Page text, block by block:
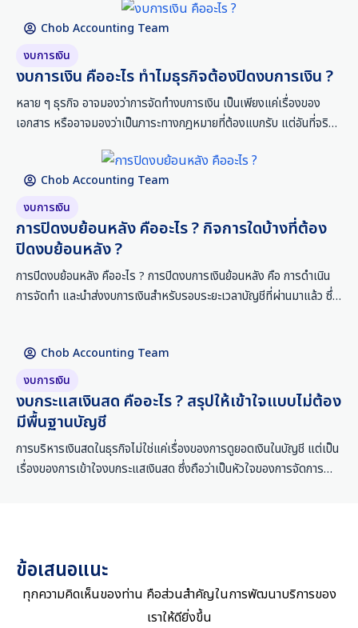
Chob Accounting Team
งบการเงิน
งบการเงิน คืออะไร ทำไมธุรกิจต้องปิดงบการเงิน ?
หลาย ๆ ธุรกิจ อาจมองว่าการจัดทำงบการเงิน เป็นเพียงแค่เรื่องของ
เอกสาร หรืออาจมองว่าเป็นภาระทางกฎหมายที่ต้องแบกรับ แต่อันที่จริง
ประกอบการวางแผน และตัดสินใจเรื่องธุรกิจได้ดีขึ้น ทั้งยังสร้างความเชื่อ
มั่นให้กับนักลงทุน หรือสถาบันการเงินได้อีกด้วยค่ะ งบการเงิน คืออะไร ?
งบการเงิน (Financial Statement) คือ รายงานทางบัญชีที่แสดงผล
การดำเนินงาน
Chob Accounting Team
งบการเงิน
การปิดงบย้อนหลัง คืออะไร ? กิจการใดบ้างที่ต้อง
ปิดงบย้อนหลัง ?
การปิดงบย้อนหลัง คืออะไร ? การปิดงบการเงินย้อนหลัง คือ การดำเนิน
การจัดทำ และนำส่งงบการเงินสำหรับรอบระยะเวลาบัญชีที่ผ่านมาแล้ว ซึ่ง
เงินย้อนหลัง ก็เหมือนการเคลียร์งานค้าง หรือการบ้านที่ไม่ได้ส่งตาม
กำหนด โดยที่ครูคนแรกที่ต้องตรวจการบ้านก็คือกรมพัฒนาธุรกิจการค้า
และครูคนที่สองคือกรมสรรพากรนั่นเองค่ะ ผลของการปิดงบการเงินย้อน
หลัง 1. ค่าใช้จ่ายที่สูงขึ้นการทำบัญชี
Chob Accounting Team
งบการเงิน
งบกระแสเงินสด คืออะไร ? สรุปให้เข้าใจแบบไม่ต้อง
มีพื้นฐานบัญชี
การบริหารเงินสดในธุรกิจไม่ใช่แค่เรื่องของการดูยอดเงินในบัญชี แต่เป็น
เรื่องของการเข้าใจงบกระแสเงินสด ซึ่งถือว่าเป็นหัวใจของการจัดการ
เคยเรียนบัญชีมาก่อน ก็สามารถทำความเข้าใจได้ทันที งบกระแสเงินสด
คืออะไร ? งบกระแสเงินสด
ข้อเสนอแนะ
ทุกความคิดเห็นของท่าน คือส่วนสำคัญในการพัฒนาบริการของ
เราให้ดียิ่งขึ้น